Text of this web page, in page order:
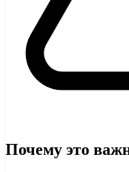
Почему это